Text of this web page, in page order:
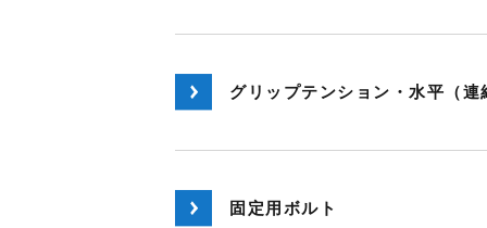
グリップテンション・水平（連
固定用ボルト